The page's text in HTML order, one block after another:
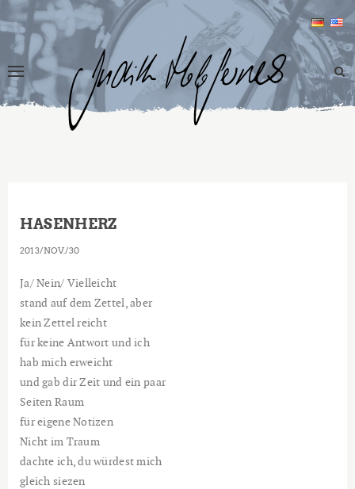
HASENHERZ
2013 NOV. 30
Ja/ Nein/ Vielleicht
stand auf dem Zettel, aber
kein Zettel reicht
für keine Antwort und ich
hab mich erweicht
und gab dir Zeit und ein paar
Seiten Raum
für eigene Notizen
Nicht im Traum
dachte ich, du würdest mich
gleich siezen